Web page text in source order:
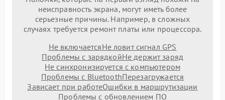
неисправность экрана, могут иметь более
серьезные причины. Например, в сложных
случаях требуется ремонт платы или процессора.
Не включаетсяНе ловит сигнал GPS
Проблемы с зарядкойНе держит заряд
Не синхронизируется с компьютером
Проблемы с BluetoothПерезагружается
Зависает при работеОшибки в маршрутизации
Проблемы с обновлением ПО